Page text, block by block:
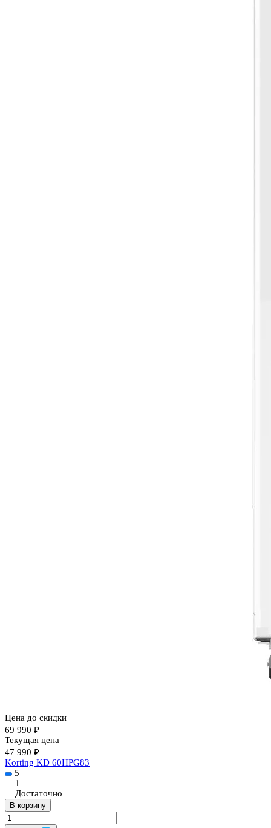
Цена до скидки
69 990 ₽
Текущая цена
47 990 ₽
Korting KD 60HPG83
5
1
Достаточно
В корзину